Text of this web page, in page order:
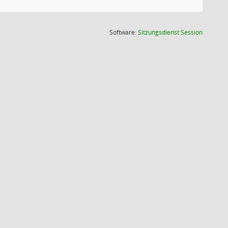
Software:SitzungsdienstSession(Wird in